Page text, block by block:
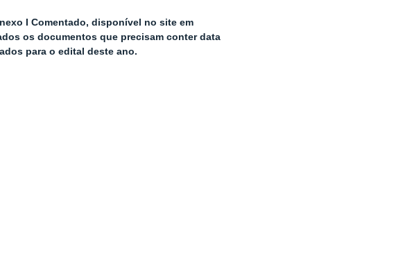
I Comentado, disponível no site em
os documentos que precisam conter data
para o edital deste ano.